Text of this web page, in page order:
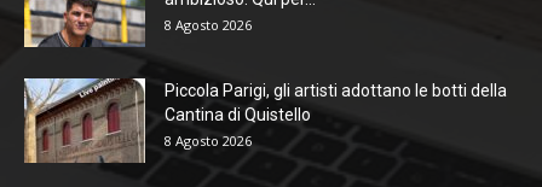
8 Agosto 2026
Piccola Parigi, gli artisti adottano le botti della
Cantina di Quistello
8 Agosto 2026